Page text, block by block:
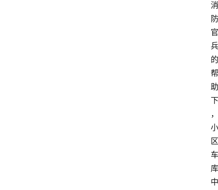
消
防
官
兵
的
帮
助
下
，
小
区
车
库
中